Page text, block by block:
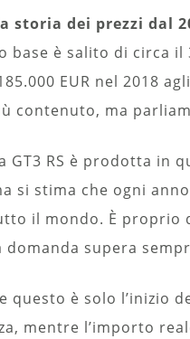
storia dei prezzi dal
base è salito di circa
EUR nel 2018
contenuto, ma
GT3 RS è prodotta in
si stima che ogni
il mondo. È proprio
supera
questo è solo l’inizio
mentre l’importo